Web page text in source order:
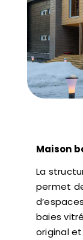
Maison
La
permet
baies
original